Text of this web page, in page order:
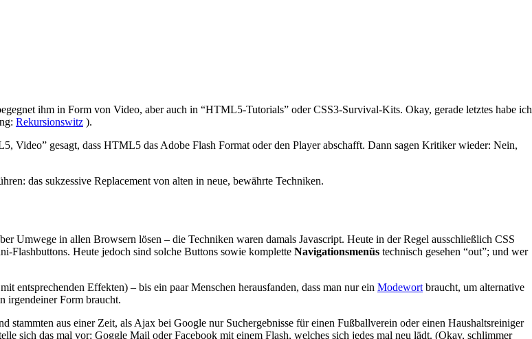
ihm in Form von Video, aber auch in “HTML5-Tutorials” oder CSS3-Survival-Kits. Okay, gerade letztes habe ich
Rekursionswitz ).
gesagt, dass HTML5 das Adobe Flash Format oder den Player abschafft. Dann sagen Kritiker wieder: Nein,
das sukzessive Replacement von alten in neue, bewährte Techniken.
Umwege in allen Browsern lösen – die Techniken waren damals Javascript. Heute in der Regel ausschließlich CSS
Flashbuttons. Heute jedoch sind solche Buttons sowie komplette Navigationsmenüs technisch gesehen “out”; und wer
entsprechenden Effekten) – bis ein paar Menschen herausfanden, dass man nur ein Modewort braucht, um alternative
irgendeiner Form braucht.
stammten aus einer Zeit, als Ajax bei Google nur Suchergebnisse für einen Fußballverein oder einen Haushaltsreiniger
sich das mal vor: Goggle Mail oder Facebook mit einem Flash, welches sich jedes mal neu lädt. (Okay, schlimmer